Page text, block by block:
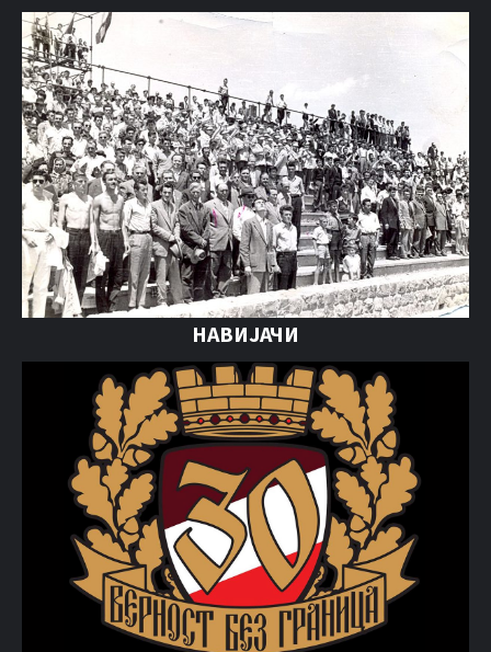
НАВИЈАЧИ